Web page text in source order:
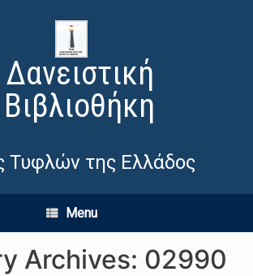
Δανειστική
Βιβλιοθήκη
Τυφλών της Ελλάδος
Menu
Archives: 02990